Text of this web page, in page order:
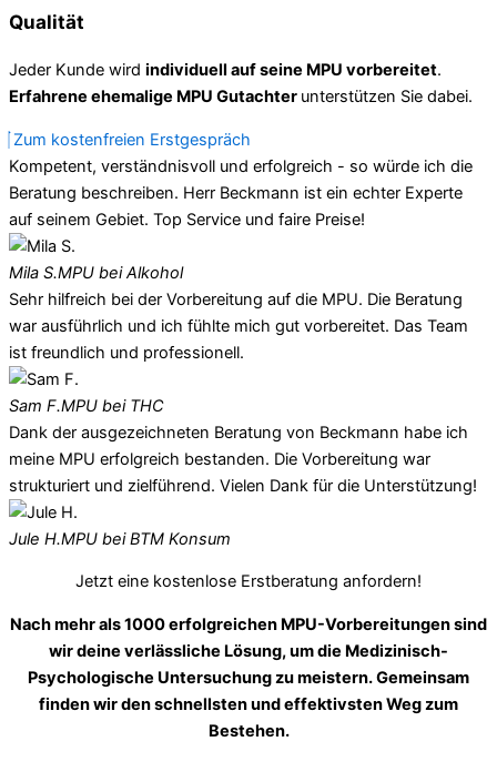
Qualität
Jeder Kunde wird individuell auf seine MPU vorbereitet.
Erfahrene ehemalige MPU Gutachter unterstützen Sie dabei.
Zum kostenfreien Erstgespräch
Kompetent, verständnisvoll und erfolgreich - so würde ich die
Beratung beschreiben. Herr Beckmann ist ein echter Experte
auf seinem Gebiet. Top Service und faire Preise!
Mila S.MPU bei Alkohol
Sehr hilfreich bei der Vorbereitung auf die MPU. Die Beratung
war ausführlich und ich fühlte mich gut vorbereitet. Das Team
ist freundlich und professionell.
Sam F.MPU bei THC
Dank der ausgezeichneten Beratung von Beckmann habe ich
meine MPU erfolgreich bestanden. Die Vorbereitung war
strukturiert und zielführend. Vielen Dank für die Unterstützung!
Jule H.MPU bei BTM Konsum
Jetzt eine kostenlose Erstberatung anfordern!
Nach mehr als 1000 erfolgreichen MPU-Vorbereitungen sind
wir deine verlässliche Lösung, um die Medizinisch-
Psychologische Untersuchung zu meistern. Gemeinsam
finden wir den schnellsten und effektivsten Weg zum
Bestehen.